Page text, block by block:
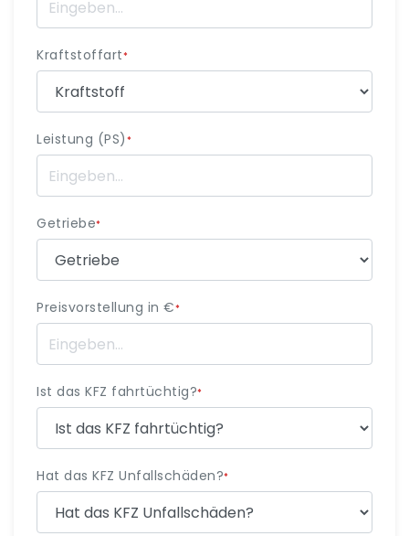
Kraftstoffart*
Leistung (PS) *
Getriebe*
Preisvorstellung in €*
Ist das KFZ fahrtüchtig?*
Hat das KFZ Unfallschäden?*